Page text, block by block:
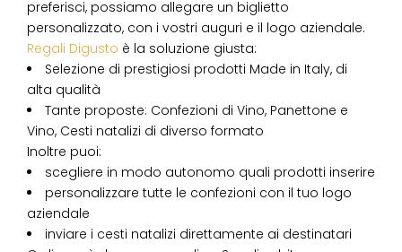
preferisci, possiamo allegare un biglietto
personalizzato, con i vostri auguri e il logo aziendale.
Regali Digusto è la soluzione giusta:
Selezione di prestigiosi prodotti Made in Italy, di
alta qualità
Tante proposte: Confezioni di Vino, Panettone e
Vino, Cesti natalizi di diverso formato
Inoltre puoi:
scegliere in modo autonomo quali prodotti inserire
personalizzare tutte le confezioni con il tuo logo
aziendale
inviare i cesti natalizi direttamente ai destinatari